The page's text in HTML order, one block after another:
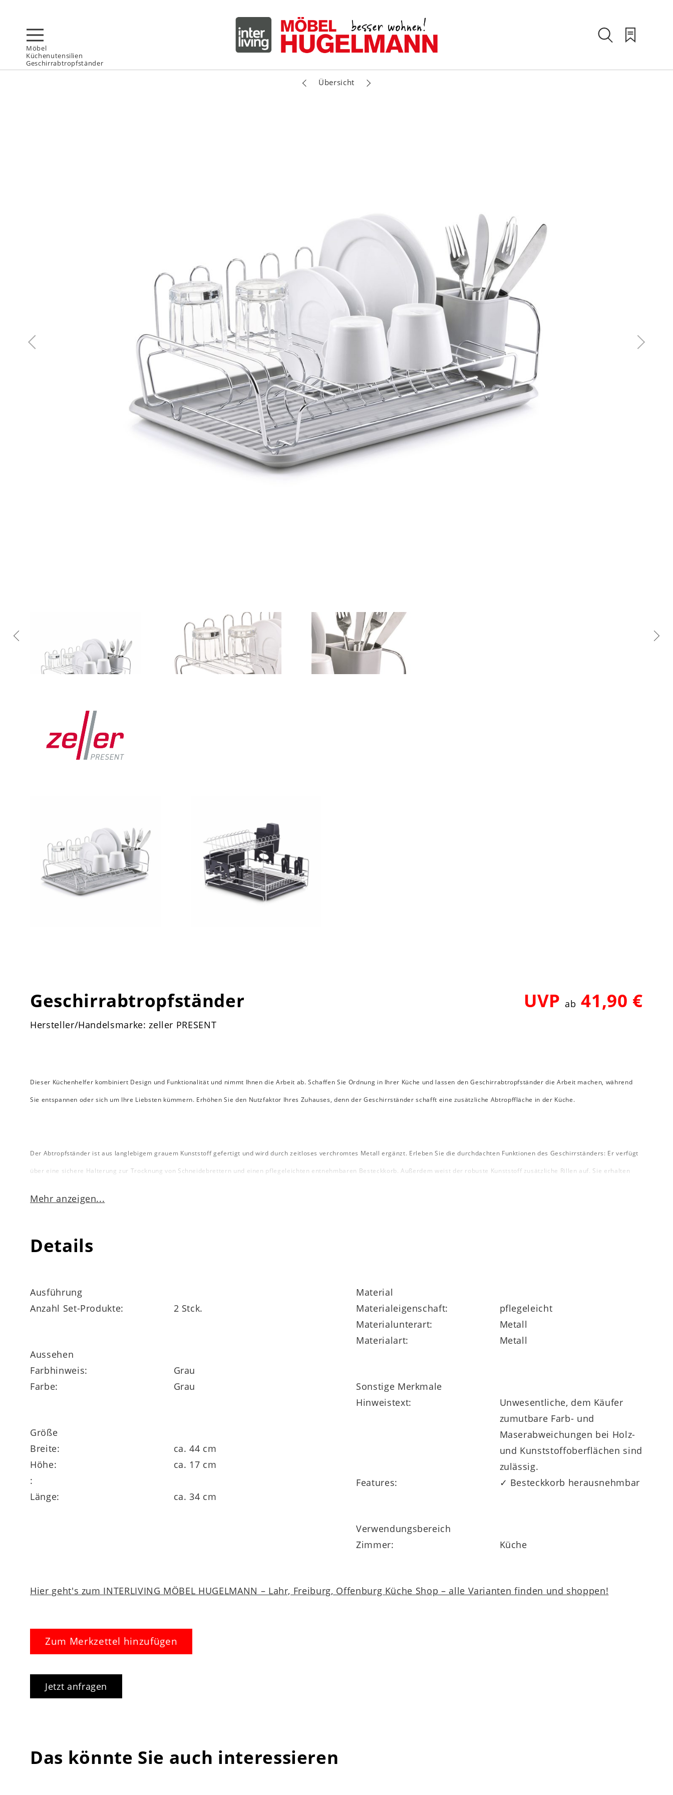
Möbel
Küchenutensilien
Geschirrabtropfständer
Übersicht
Geschirrabtropfständer UVPab 41,90 €
Hersteller/Handelsmarke: zeller PRESENT
Dieser Küchenhelfer kombiniert Design und Funktionalität und nimmt Ihnen die Arbeit ab. Schaffen Sie Ordnung in Ihrer Küche und lassen den Geschirrabtropfständer die Arbeit machen, während
Sie entspannen oder sich um Ihre Liebsten kümmern. Erhöhen Sie den Nutzfaktor Ihres Zuhauses, denn der Geschirrständer schafft eine zusätzliche Abtropffläche in der Küche.
Der Abtropfständer ist aus langlebigem grauem Kunststoff gefertigt und wird durch zeitloses verchromtes Metall ergänzt. Erleben Sie die durchdachten Funktionen des Geschirrständers: Er verfügt
über eine sichere Halterung zur Trocknung von Schneidebrettern und einen pflegeleichten entnehmbaren Besteckkorb. Außerdem weist der robuste Kunststoff zusätzliche Rillen auf. Sie erhalten
Mehr anzeigen...
Details
Ausführung
Anzahl Set-Produkte:
2 Stck.
Aussehen
Farbhinweis:
Grau
Farbe:
Grau
Größe
Breite:
ca. 44 cm
Höhe:
ca. 17 cm
:
Länge:
ca. 34 cm
Material
Materialeigenschaft:
pflegeleicht
Materialunterart:
Metall
Materialart:
Metall
Sonstige Merkmale
Hinweistext:
Unwesentliche, dem Käufer
zumutbare Farb- und
Maserabweichungen bei Holz-
und Kunststoffoberflächen sind
zulässig.
Features:
✓ Besteckkorb herausnehmbar
Verwendungsbereich
Zimmer:
Küche
Hier geht's zum INTERLIVING MÖBEL HUGELMANN – Lahr, Freiburg, Offenburg Küche Shop – alle Varianten finden und shoppen!
Zum Merkzettel hinzufügen
Jetzt anfragen
Das könnte Sie auch interessieren